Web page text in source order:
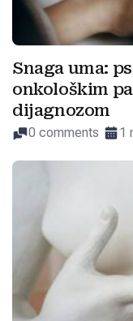
Snaga uma:
onkološkim
dijagnozom
0 comments 1